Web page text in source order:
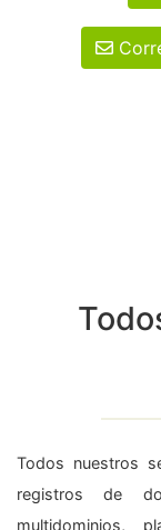
Todos nuestros
registros de
multidominios,